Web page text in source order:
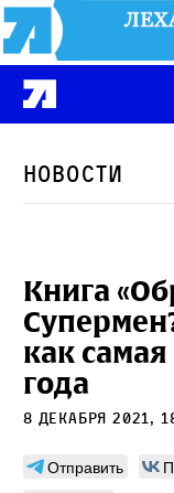
Новости
Книга
как
года
8 декабря 2021,
Отправить